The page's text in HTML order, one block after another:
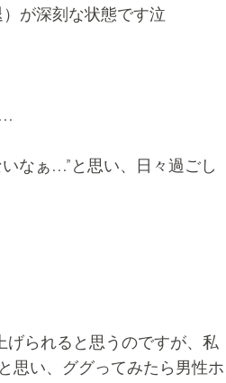
が深刻な状態です泣
なぁ…”と思い、日々過ごし
げられると思うのですが、私
思い、ググってみたら男性ホ